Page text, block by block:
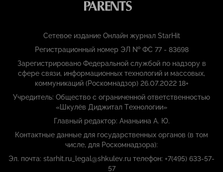
Сетевое издание Онлайн журнал StarHit
Регистрационный номер ЭЛ № ФС 77 - 83698
Зарегистрировано Федеральной службой по надзору в
сфере связи, информационных технологий и массовых,
коммуникаций (Роскомнадзор) 26.07.2022 18+
Учредитель: Общество с ограниченной ответственностью
«Шкулёв Диджитал Технологии»
Главный редактор: Ананьина А. Ю.
Контактные данные для государственных органов (в том
числе, для Роскомнадзора):
Эл. почта: starhit.ru_legal@shkulev.ru телефон: +7(495) 633-57-
57